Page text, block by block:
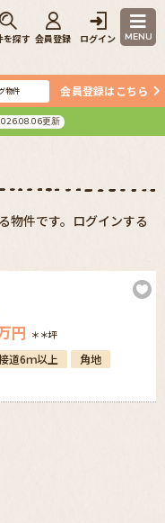
を探す 会員登録 ログイン MENU
物件 会員登録はこちら
更新
物件です。ログインする
円 ＊＊坪
道6ｍ以上 角地